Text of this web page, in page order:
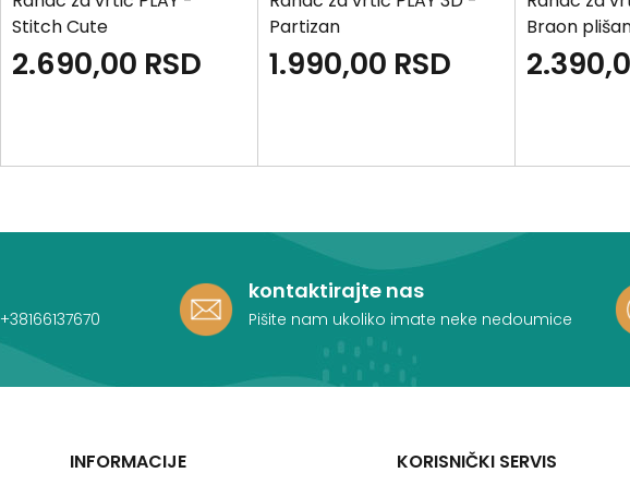
Stitch Cute
2.690,00 RSD
Partizan
1.990,00 RSD
Braon
+38166137670
kontaktirajte nas
Pišite nam ukoliko imate neke nedoumice
INFORMACIJE KORISNIČKI SERVIS